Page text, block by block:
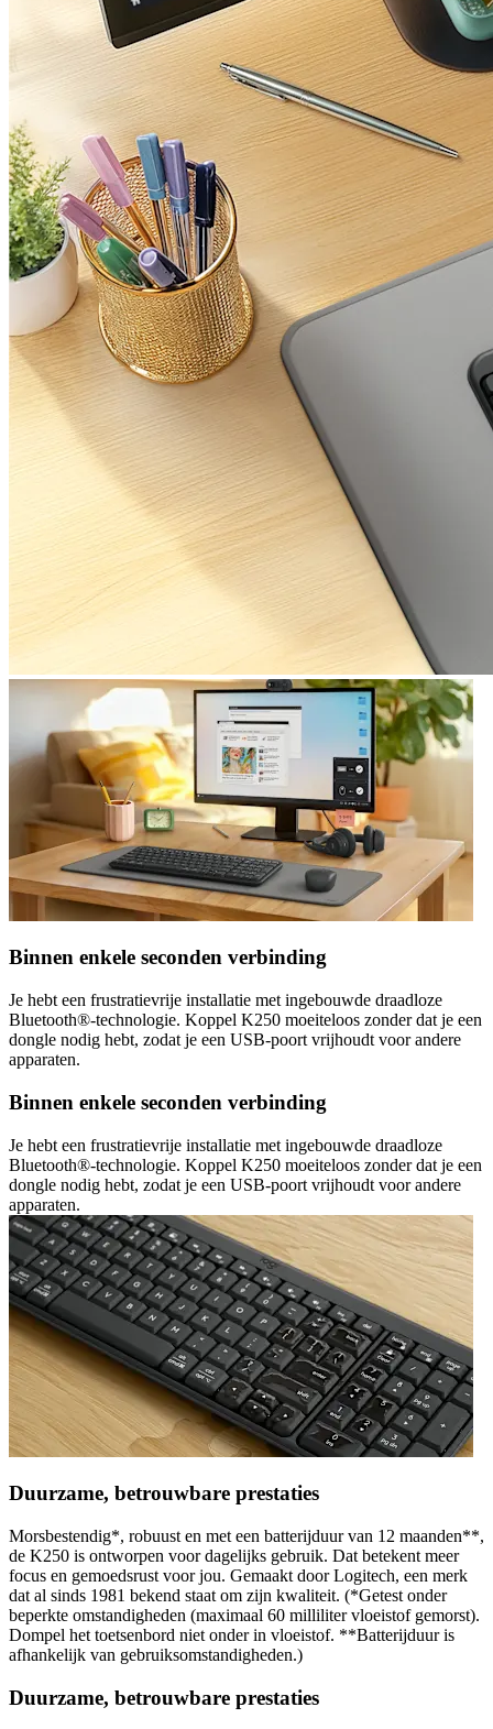
Binnen enkele seconden verbinding
Je hebt een frustratievrije installatie met ingebouwde draadloze
Bluetooth®-technologie. Koppel K250 moeiteloos zonder dat je een
dongle nodig hebt, zodat je een USB-poort vrijhoudt voor andere
apparaten.
Binnen enkele seconden verbinding
Je hebt een frustratievrije installatie met ingebouwde draadloze
Bluetooth®-technologie. Koppel K250 moeiteloos zonder dat je een
dongle nodig hebt, zodat je een USB-poort vrijhoudt voor andere
apparaten.
Duurzame, betrouwbare prestaties
Morsbestendig*, robuust en met een batterijduur van 12 maanden**,
de K250 is ontworpen voor dagelijks gebruik. Dat betekent meer
focus en gemoedsrust voor jou. Gemaakt door Logitech, een merk
dat al sinds 1981 bekend staat om zijn kwaliteit. (*Getest onder
beperkte omstandigheden (maximaal 60 milliliter vloeistof gemorst).
Dompel het toetsenbord niet onder in vloeistof. **Batterijduur is
afhankelijk van gebruiksomstandigheden.)
Duurzame, betrouwbare prestaties